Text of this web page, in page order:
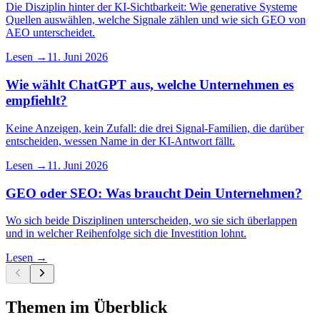
Die Disziplin hinter der KI-Sichtbarkeit: Wie generative Systeme
Quellen auswählen, welche Signale zählen und wie sich GEO von
AEO unterscheidet.
Lesen → 11. Juni 2026
Wie wählt ChatGPT aus, welche Unternehmen es
empfiehlt?
Keine Anzeigen, kein Zufall: die drei Signal-Familien, die darüber
entscheiden, wessen Name in der KI-Antwort fällt.
Lesen → 11. Juni 2026
GEO oder SEO: Was braucht Dein Unternehmen?
Wo sich beide Disziplinen unterscheiden, wo sie sich überlappen
und in welcher Reihenfolge sich die Investition lohnt.
Lesen →
Themen im Überblick